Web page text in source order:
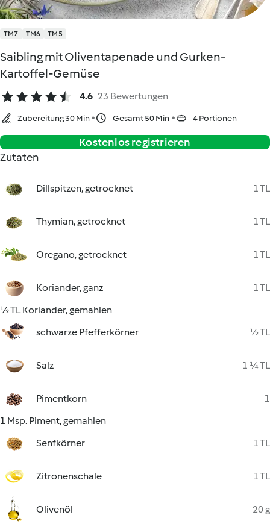
TM7 TM6 TM5
Saibling mit Oliventapenade und Gurken-
Kartoffel-Gemüse
4.6 23 Bewertungen
Zubereitung 30 Min Gesamt 50 Min 4 Portionen
Kostenlos registrieren
Zutaten
Dillspitzen, getrocknet 1 TL
Thymian, getrocknet 1 TL
Oregano, getrocknet 1 TL
Koriander, ganz
1 TL
½ TL Koriander, gemahlen
schwarze Pfefferkörner
½ TL
Salz 1 ¼ TL
Pimentkorn
1
1 Msp. Piment, gemahlen
Senfkörner
1 TL
Zitronenschale 1 TL
Olivenöl 20 g